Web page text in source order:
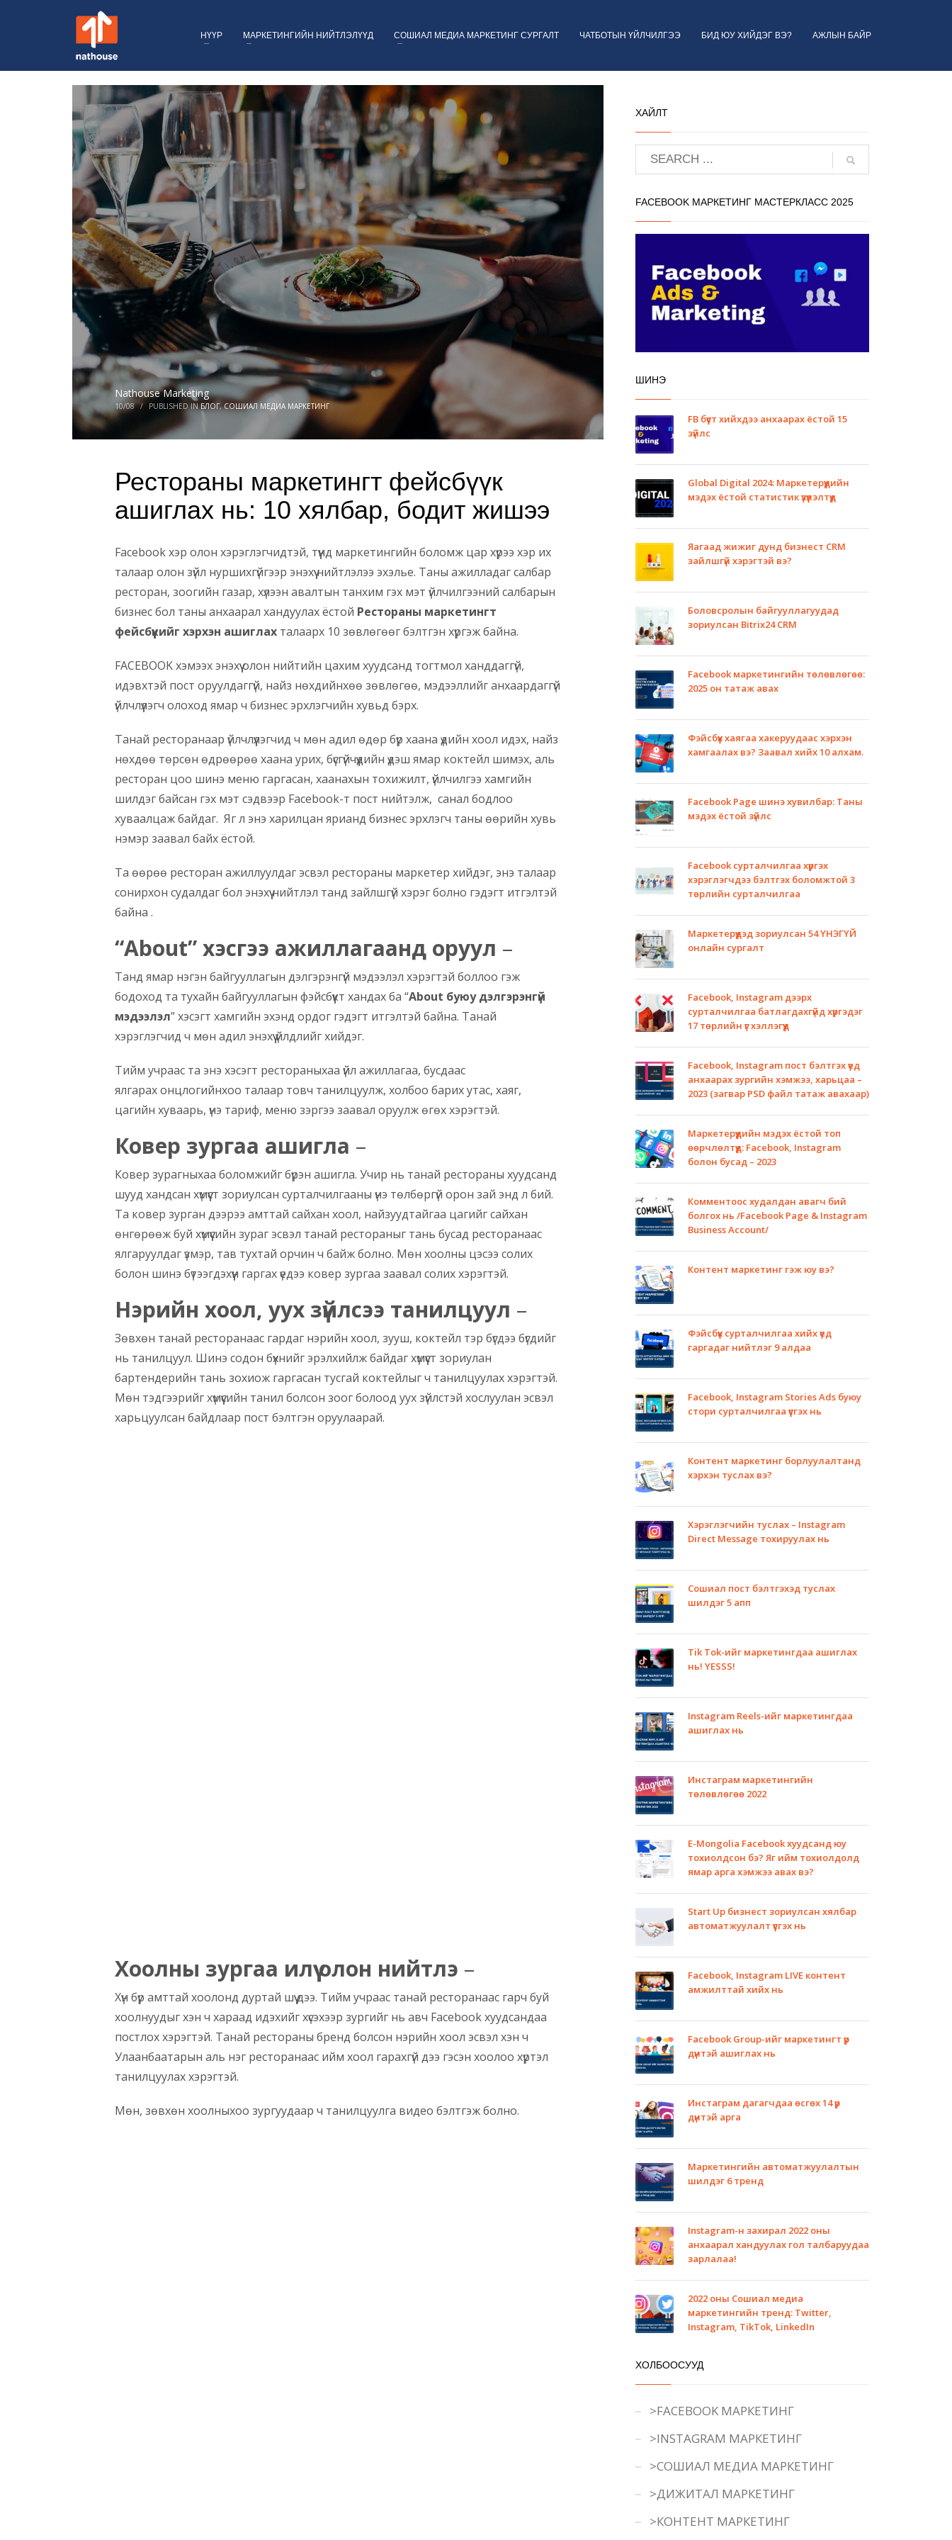
НҮҮР МАРКЕТИНГИЙН НИЙТЛЭЛҮҮД СОШИАЛ МЕДИА МАРКЕТИНГ СУРГАЛТ ЧАТБОТЫН ҮЙЛЧИЛГЭЭ БИД ЮУ ХИЙДЭГ ВЭ? АЖЛЫН БАЙР
Nathouse Marketing
10/08 / PUBLISHED INБЛОГ,СОШИАЛ МЕДИА МАРКЕТИНГ
Рестораны маркетингт фейсбүүк
ашиглах нь: 10 хялбар, бодит жишээ
Facebook хэр олон хэрэглэгчидтэй, түүнд маркетингийн боломж цар хүрээ хэр их
талаар олон зүйл нуршихгүйгээр энэхүү нийтлэлээ эхэлье. Таны ажилладаг салбар
ресторан, зоогийн газар, хүлээн авалтын танхим гэх мэт үйлчилгээний салбарын
бизнес бол таны анхаарал хандуулах ёстой Рестораны маркетингт
фейсбүүкийг хэрхэн ашиглах талаарх 10 зөвлөгөөг бэлтгэн хүргэж байна.
FACEBOOK хэмээх энэхүү олон нийтийн цахим хуудсанд тогтмол ханддаггүй,
идэвхтэй пост оруулдаггүй, найз нөхдийнхөө зөвлөгөө, мэдээллийг анхаардаггүй
үйлчлүүлэгч олоход ямар ч бизнес эрхлэгчийн хувьд бэрх.
Танай ресторанаар үйлчлүүлэгчид ч мөн адил өдөр бүр хаана үдийн хоол идэх, найз
нөхдөө төрсөн өдрөөрөө хаана урих, бүсгүйчүүдийн үдэш ямар коктейл шимэх, аль
ресторан цоо шинэ меню гаргасан, хаанахын тохижилт, үйлчилгээ хамгийн
шилдэг байсан гэх мэт сэдвээр Facebook-т пост нийтэлж, санал бодлоо
хуваалцаж байдаг. Яг л энэ харилцан ярианд бизнес эрхлэгч таны өөрийн хувь
нэмэр заавал байх ёстой.
Та өөрөө ресторан ажиллуулдаг эсвэл рестораны маркетер хийдэг, энэ талаар
сонирхон судалдаг бол энэхүү нийтлэл танд зайлшгүй хэрэг болно гэдэгт итгэлтэй
байна .
“About”хэсгээ ажиллагаанд оруул –
Танд ямар нэгэн байгууллагын дэлгэрэнгүй мэдээлэл хэрэгтэй боллоо гэж
бодоход та тухайн байгууллагын фэйсбүүкт хандах ба “About буюу дэлгэрэнгүй
мэдээлэл” хэсэгт хамгийн эхэнд ордог гэдэгт итгэлтэй байна. Танай
хэрэглэгчид ч мөн адил энэхүү үйлдлийг хийдэг.
Тийм учраас та энэ хэсэгт рестораныхаа үйл ажиллагаа, бусдаас
ялгарах онцлогийнхоо талаар товч танилцуулж, холбоо барих утас, хаяг,
цагийн хуваарь, үнэ тариф, меню зэргээ заавал оруулж өгөх хэрэгтэй.
Ковер зургаа ашигла –
Ковер зурагныхаа боломжийг бүрэн ашигла. Учир нь танай рестораны хуудсанд
шууд хандсан хүмүүст зориулсан сурталчилгааны үнэ төлбөргүй орон зай энд л бий.
Та ковер зурган дээрээ амттай сайхан хоол, найзуудтайгаа цагийг сайхан
өнгөрөөж буй хүмүүсийн зураг эсвэл танай рестораныг тань бусад ресторанаас
ялгаруулдаг үзмэр, тав тухтай орчин ч байж болно. Мөн хоолны цэсээ солих
болон шинэ бүтээгдэхүүн гаргах үедээ ковер зургаа заавал солих хэрэгтэй.
Нэрийн хоол, уух зүйлсээ танилцуул –
Зөвхөн танай ресторанаас гардаг нэрийн хоол, зууш, коктейл тэр бүгдээ бүгдийг
нь танилцуул. Шинэ содон бүхнийг эрэлхийлж байдаг хүмүүст зориулан
бартендерийн тань зохиож гаргасан тусгай коктейлыг ч танилцуулах хэрэгтэй.
Мөн тэдгээрийг хүмүүсийн танил болсон зоог болоод уух зүйлстэй хослуулан эсвэл
харьцуулсан байдлаар пост бэлтгэн оруулаарай.
Хоолны зургаа илүү олон нийтлэ –
Хүн бүр амттай хоолонд дуртай шүү дээ. Тийм учраас танай ресторанаас гарч буй
хоолнуудыг хэн ч хараад идэхийг хүсэхээр зургийг нь авч Facebook хуудсандаа
постлох хэрэгтэй. Танай рестораны бренд болсон нэрийн хоол эсвэл хэн ч
Улаанбаатарын аль нэг ресторанаас ийм хоол гарахгүй дээ гэсэн хоолоо хүртэл
танилцуулах хэрэгтэй.
Мөн, зөвхөн хоолныхоо зургуудаар ч танилцуулга видео бэлтгэж болно.
ХАЙЛТ
FACEBOOK МАРКЕТИНГ МАСТЕРКЛАСС 2025
ШИНЭ
FB бүүст хийхдээ анхаарах ёстой 15
зүйлс
Global Digital 2024: Маркетерүүдийн
мэдэх ёстой статистик үзүүлэлтүүд
Яагаад жижиг дунд бизнест CRM
зайлшгүй хэрэгтэй вэ?
Боловсролын байгууллагуудад
зориулсан Bitrix24 CRM
Facebook маркетингийн төлөвлөгөө:
2025 он татаж авах
Фэйсбүүк хаягаа хакеруудаас хэрхэн
хамгаалах вэ? Заавал хийх 10 алхам.
Facebook Page шинэ хувилбар: Таны
мэдэх ёстой зүйлс
Facebook сурталчилгаа хүргэх
хэрэглэгчдээ бэлтгэх боломжтой 3
төрлийн сурталчилгаа
Маркетерүүдэд зориулсан 54 ҮНЭГҮЙ
онлайн сургалт
Facebook, Instagram дээрх
сурталчилгаа батлагдахгүйд хүргэдэг
17 төрлийн үг хэллэгүүд
Facebook, Instagram пост бэлтгэх үед
анхаарах зургийн хэмжээ, харьцаа –
2023 (загвар PSD файл татаж авахаар)
Маркетерүүдийн мэдэх ёстой топ
өөрчлөлтүүд: Facebook, Instagram
болон бусад – 2023
Комментоос худалдан авагч бий
болгох нь /Facebook Page & Instagram
Business Account/
Контент маркетинг гэж юу вэ?
Фэйсбүүк сурталчилгаа хийх үед
гаргадаг нийтлэг 9 алдаа
Facebook, Instagram Stories Ads буюу
стори сурталчилгаа үүсгэх нь
Контент маркетинг борлуулалтанд
хэрхэн туслах вэ?
Хэрэглэгчийн туслах – Instagram
Direct Message тохируулах нь
Сошиал пост бэлтгэхэд туслах
шилдэг 5 апп
Tik Tok-ийг маркетингдаа ашиглах
нь! YESSS!
Instagram Reels-ийг маркетингдаа
ашиглах нь
Инстаграм маркетингийн
төлөвлөгөө 2022
E-Mongolia Facebook хуудсанд юу
тохиолдсон бэ? Яг ийм тохиолдолд
ямар арга хэмжээ авах вэ?
Start Up бизнест зориулсан хялбар
автоматжуулалт үүсгэх нь
Facebook, Instagram LIVE контент
амжилттай хийх нь
Facebook Group-ийг маркетингт үр
дүнтэй ашиглах нь
Инстаграм дагагчдаа өсгөх 14 үр
дүнтэй арга
Маркетингийн автоматжуулалтын
шилдэг 6 тренд
Instagram-н захирал 2022 оны
анхаарал хандуулах гол талбаруудаа
зарлалаа!
2022 оны Сошиал медиа
маркетингийн тренд: Twitter,
Instagram, TikTok, LinkedIn
ХОЛБООСУУД
>FACEBOOK МАРКЕТИНГ
>INSTAGRAM МАРКЕТИНГ
>СОШИАЛ МЕДИА МАРКЕТИНГ
>ДИЖИТАЛ МАРКЕТИНГ
>КОНТЕНТ МАРКЕТИНГ